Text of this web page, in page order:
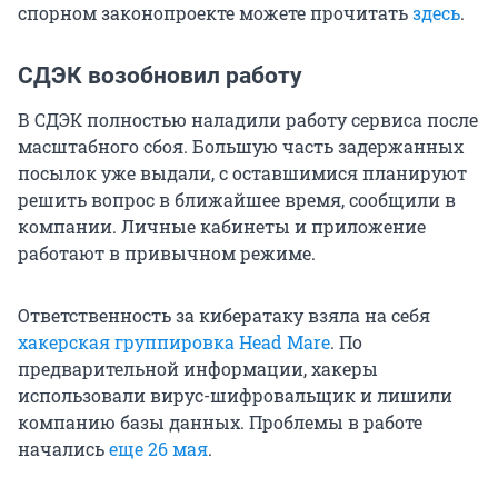
спорном законопроекте можете прочитатьздесь.
СДЭК возобновил работу
В СДЭК полностью наладили работу сервиса после
масштабного сбоя. Большую часть задержанных
посылок уже выдали, с оставшимися планируют
решить вопрос в ближайшее время, сообщили в
компании. Личные кабинеты и приложение
работают в привычном режиме.
Ответственность за кибератаку взяла на себя
хакерская группировка Head Mare. По
предварительной информации, хакеры
использовали вирус-шифровальщик и лишили
компанию базы данных. Проблемы в работе
началисьеще 26 мая.